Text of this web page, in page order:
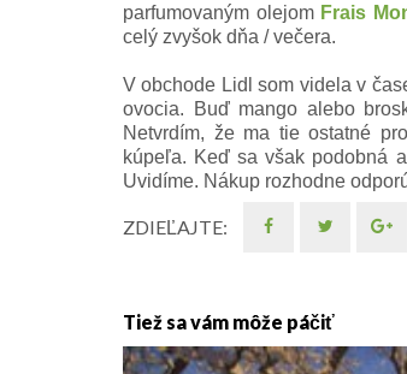
parfumovaným olejom Frais
celý zvyšok dňa / večera.
V obchode Lidl som videla v
ovocia. Buď mango alebo
Netvrdím, že ma tie ostatné
kúpeľa. Keď sa však podobná
Uvidíme. Nákup rozhodne
ZDIEĽAJTE:
Tiež sa vám môže páčiť